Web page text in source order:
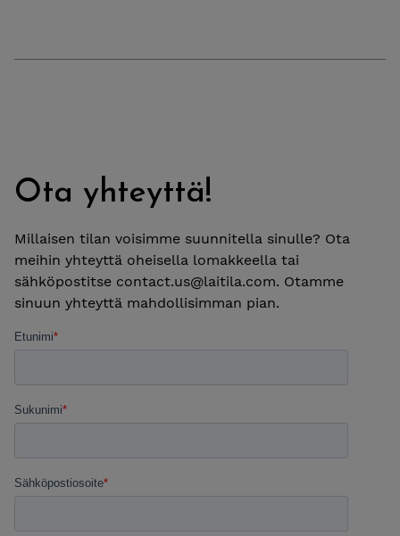
Ota yhteyttä!
Millaisen tilan voisimme suunnitella sinulle? Ota
meihin yhteyttä oheisella lomakkeella tai
sähköpostitse contact.us@laitila.com. Otamme
sinuun yhteyttä mahdollisimman pian.